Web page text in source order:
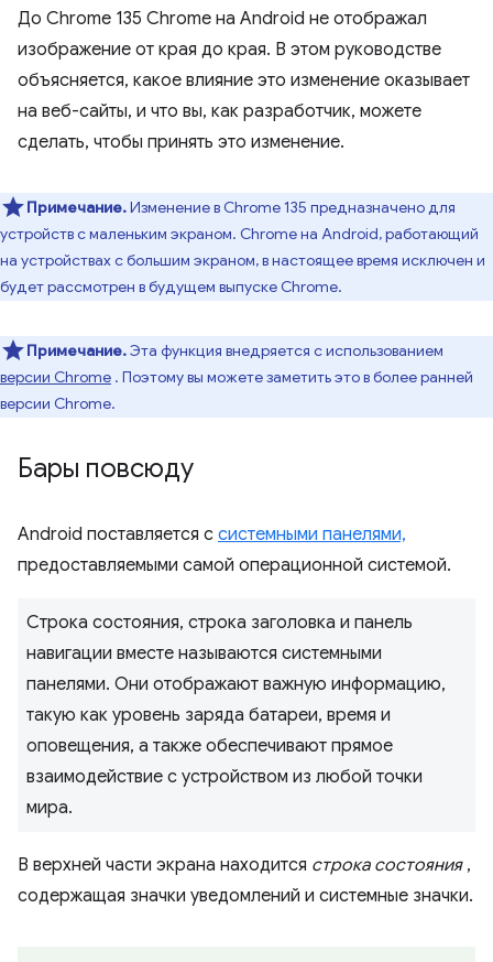
До Chrome 135 Chrome на Android не отображал
изображение от края до края. В этом руководстве
объясняется, какое влияние это изменение оказывает
на веб-сайты, и что вы, как разработчик, можете
сделать, чтобы принять это изменение.
Примечание.Изменение в Chrome 135 предназначено для
устройств с маленьким экраном. Chrome на Android, работающий
на устройствах с большим экраном, в настоящее время исключен и
будет рассмотрен в будущем выпуске Chrome.
Примечание.Эта функция внедряется с использованием
версии Chrome . Поэтому вы можете заметить это в более ранней
версии Chrome.
Бары повсюду
Android поставляется с системными панелями,
предоставляемыми самой операционной системой.
Строка состояния, строка заголовка и панель
навигации вместе называются системными
панелями. Они отображают важную информацию,
такую ​​как уровень заряда батареи, время и
оповещения, а также обеспечивают прямое
взаимодействие с устройством из любой точки
мира.
В верхней части экрана находится строка состояния,
содержащая значки уведомлений и системные значки.